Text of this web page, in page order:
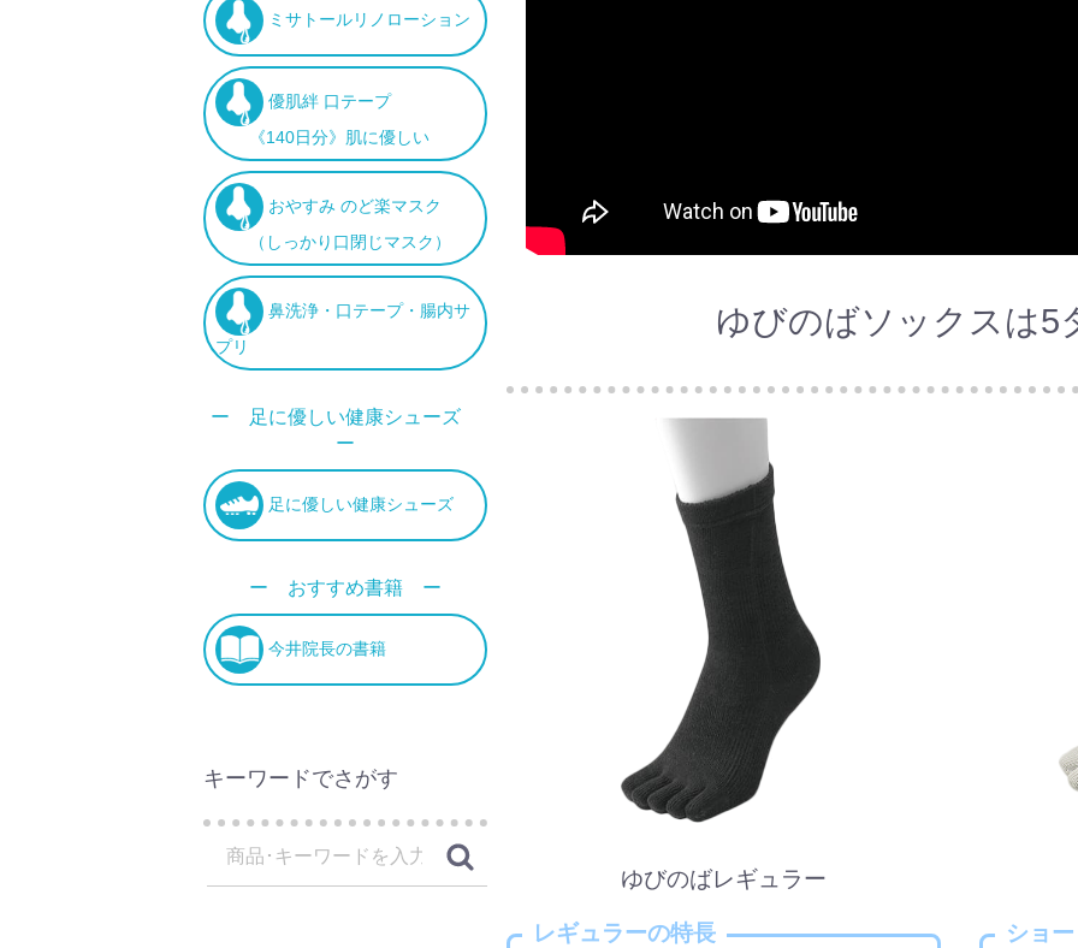
ゆびのばソックスは5
ゆびのばレギュラー
レギュラーの特長 ショ
ミサトールリノローション
優肌絆 口テープ
《140日分》肌に優しい
おやすみ のど楽マスク
（しっかり口閉じマスク）
鼻洗浄・口テープ・腸内サ
プリ
ー 足に優しい健康シューズ
ー
足に優しい健康シューズ
ー おすすめ書籍 ー
今井院長の書籍
キーワードでさがす